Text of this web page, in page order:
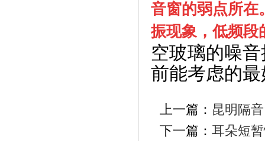
音窗的弱点所在
振现象，低频段
空玻璃的噪
前能考虑的
上一篇： 昆明隔
下一篇： 耳朵短